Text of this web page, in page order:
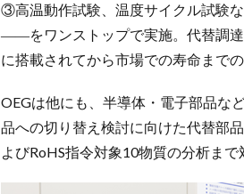
③高温動作試験、温度サイクル試験
――をワンストップで実施。代替調達
に搭載されてから市場での寿命まで
OEGは他にも、半導体・電子部品な
品への切り替え検討に向けた代替部
よびRoHS指令対象10物質の分析ま